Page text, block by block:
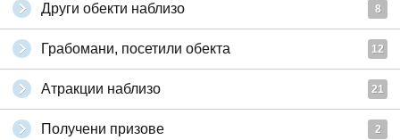
Други обекти наблизо 8
Грабомани, посетили обекта 12
Атракции наблизо 21
Получени призове 2